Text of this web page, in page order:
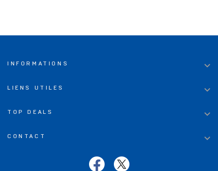
INFORMATIONS 
LIENS UTILES 
TOP DEALS 
CONTACT 